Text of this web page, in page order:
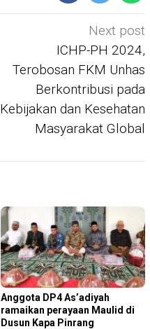
Next post
ICHP-PH 2024,
Terobosan FKM Unhas
Berkontribusi pada
Kebijakan dan Kesehatan
Masyarakat Global
Anggota DP4 As’adiyah
ramaikan perayaan Maulid di
Dusun Kapa Pinrang